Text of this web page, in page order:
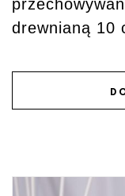
drewnianą 10